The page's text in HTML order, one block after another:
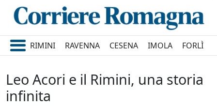
RIMINI RAVENNA CESENA IMOLA FORLÌ
Leo Acori e il Rimini, una storia
infinita